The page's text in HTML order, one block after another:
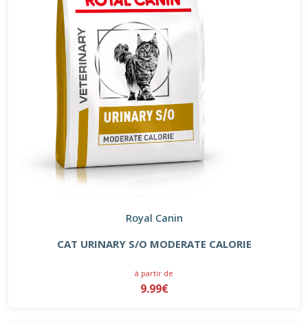
Royal Canin
CAT URINARY S/O MODERATE CALORIE
à partir de
9.99€